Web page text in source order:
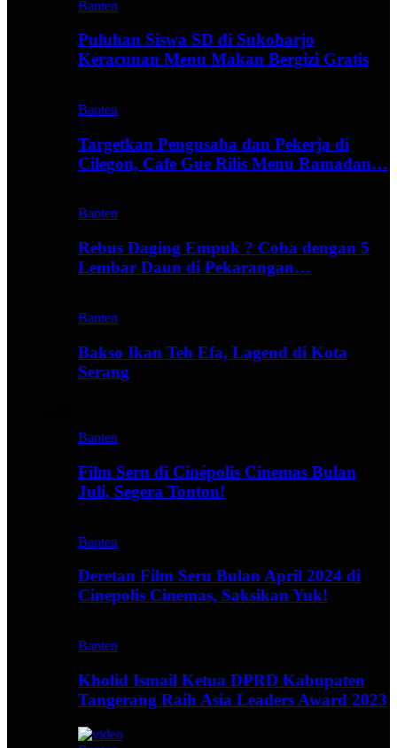
Banten
Puluhan Siswa SD di Sukoharjo
Keracunan Menu Makan Bergizi Gratis
Banten
Targetkan Pengusaha dan Pekerja di
Cilegon, Cafe Gue Rilis Menu Ramadan…
Banten
Rebus Daging Empuk ? Coba dengan 5
Lembar Daun di Pekarangan…
Banten
Bakso Ikan Teh Efa, Lagend di Kota
Serang
Banten
Film Seru di Cinépolis Cinemas Bulan
Juli, Segera Tonton!
Banten
Deretan Film Seru Bulan April 2024 di
Cinepolis Cinemas, Saksikan Yuk!
Banten
Kholid Ismail Ketua DPRD Kabupaten
Tangerang Raih Asia Leaders Award 2023